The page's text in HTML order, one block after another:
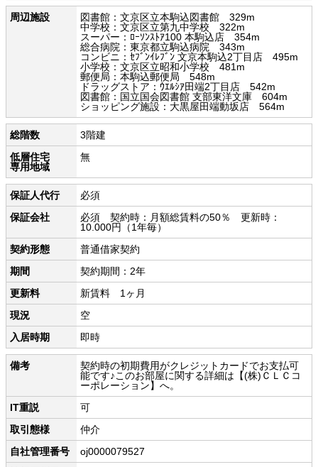
周辺施設
図書館：文京区立本駒込図書館 329m
中学校：文京区立第九中学校 322m
スーパー：ﾛｰｿﾝｽﾄｱ100 本駒込店 354m
総合病院：東京都立駒込病院 343m
コンビニ：ｾﾌﾞﾝｲﾚﾌﾞﾝ 文京本駒込2丁目店 495m
小学校：文京区立昭和小学校 481m
郵便局：本駒込郵便局 548m
ドラッグストア：ｳｴﾙｼｱ田端2丁目店 542m
図書館：国立国会図書館 支部東洋文庫 604m
ショッピング施設：大黒屋田端動坂店 564m
総階数
3階建
低層住宅
専用地域
無
保証人代行
必須
保証会社
必須 契約時：月額総賃料の50％ 更新時：
10.000円（1年毎）
契約形態
普通借家契約
期間
契約期間：2年
更新料
新賃料 1ヶ月
現況
空
入居時期
即時
備考
契約時の初期費用がクレジットカードでお支払可
能です♪このお部屋に関する詳細は【(株)ＣＬＣコ
ーポレーション】へ。
IT重説
可
取引態様
仲介
自社管理番号
oj0000079527